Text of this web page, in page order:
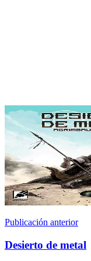
Publicación anterior
Desierto de metal